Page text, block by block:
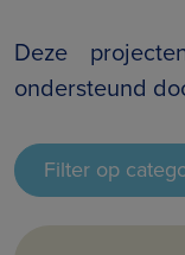
Deze
ondersteund
Filter op